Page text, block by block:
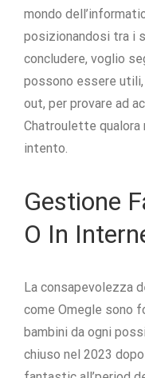
mondo
posizionandosi tra i
concludere, voglio
possono essere
out, per provare ad
Chatroulette
intento.
Gestione
O In
La consapevolezza
come Omegle sono
bambini da ogni
chiuso nel 2023